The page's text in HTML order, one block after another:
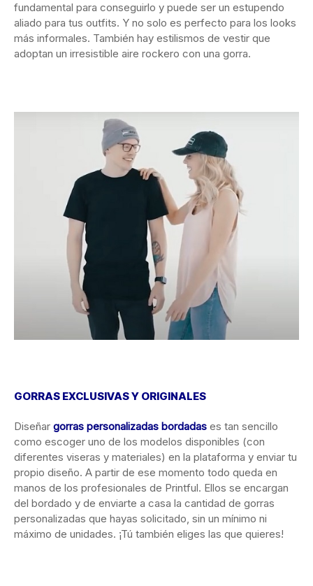
fundamental para conseguirlo y puede ser un estupendo
aliado para tus outfits. Y no solo es perfecto para los looks
más informales. También hay estilismos de vestir que
adoptan un irresistible aire rockero con una gorra.
GORRAS EXCLUSIVAS Y ORIGINALES
Diseñar gorras personalizadas bordadas es tan sencillo
como escoger uno de los modelos disponibles (con
diferentes viseras y materiales) en la plataforma y enviar tu
propio diseño. A partir de ese momento todo queda en
manos de los profesionales de Printful. Ellos se encargan
del bordado y de enviarte a casa la cantidad de gorras
personalizadas que hayas solicitado, sin un mínimo ni
máximo de unidades. ¡Tú también eliges las que quieres!